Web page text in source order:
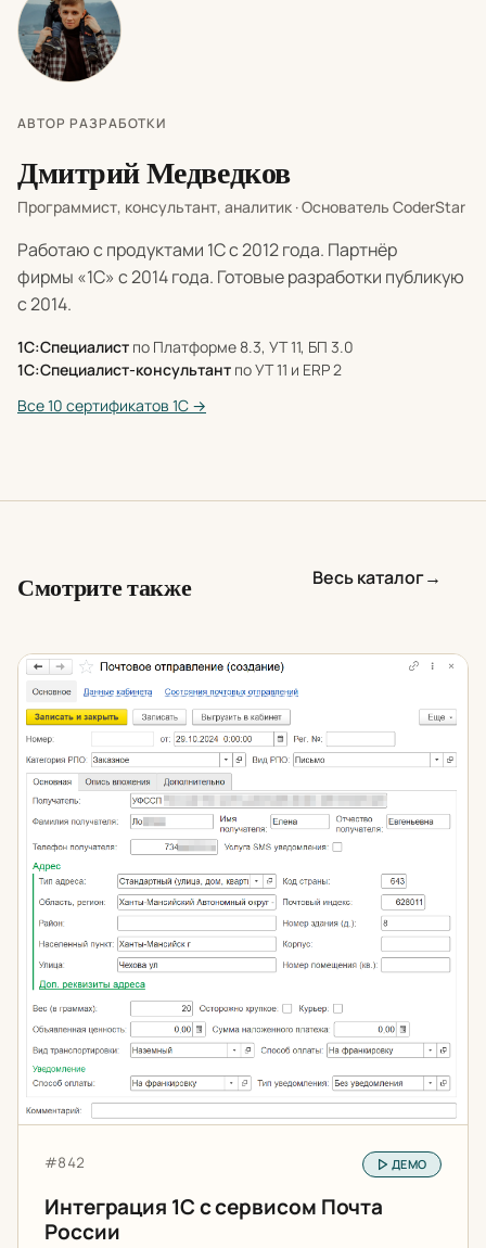
АВТОР РАЗРАБОТКИ
Дмитрий Медведков
Программист, консультант, аналитик · Основатель CoderStar
Работаю с продуктами 1С с 2012 года. Партнёр
фирмы «1С» с 2014 года. Готовые разработки публикую
с 2014.
1С:Специалист по Платформе 8.3, УТ 11, БП 3.0
1С:Специалист-консультант по УТ 11 и ERP 2
Все 10 сертификатов 1С →
Смотрите также Весь каталог→
Интеграция 1С с сервисом Почта России
Артикул:
#842 ДЕМО
Интеграция 1С с сервисом Почта
России